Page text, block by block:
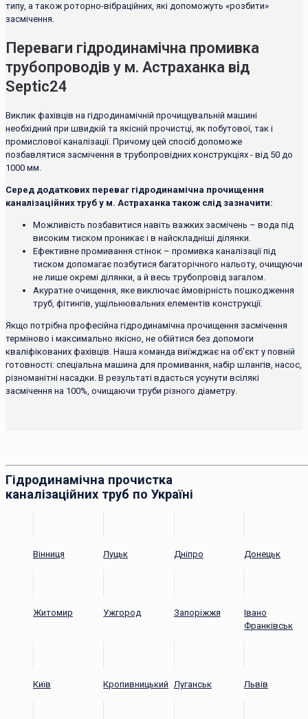
типу, а також роторно-вібраційних, які допоможуть «розбити»
засмічення.
Переваги гідродинамічна промивка
трубопроводів у м. Астраханка від
Septic24
Виклик фахівців на гідродинамічній прочищувальній машині
необхідний при швидкій та якісній прочистці, як побутової, так і
промислової каналізації. Причому цей спосіб допоможе
позбавлятися засмічення в трубопровідних конструкціях - від 50 до
1000 мм.
Серед додаткових переваг гідродинамічна прочищення
каналізаційних труб у м. Астраханка також слід зазначити:
Можливість позбавитися навіть важких засмічень – вода під
високим тиском проникає і в найскладніші ділянки.
Ефективне промивання стінок – промивка каналізації під
тиском допомагає позбутися багаторічного нальоту, очищуючи
не лише окремі ділянки, а й весь трубопровід загалом.
Акуратне очищення, яке виключає ймовірність пошкодження
труб, фітингів, ущільнювальних елементів конструкції.
Якщо потрібна професійна гідродинамічна прочищення засмічення
терміново і максимально якісно, ​​не обійтися без допомоги
кваліфікованих фахівців. Наша команда виїжджає на об'єкт у повній
готовності: спеціальна машина для промивання, набір шлангів, насос,
різноманітні насадки. В результаті вдасться усунути всілякі
засмічення на 100%, очищаючи труби різного діаметру.
Гідродинамічна прочистка
каналізаційних труб по Україні
Вінниця Луцьк Дніпро Донецьк
Житомир Ужгород Запоріжжя
Івано
Франківськ
Київ Кропивницький Луганськ Львів